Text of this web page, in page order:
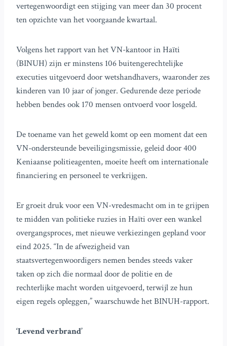
vertegenwoordigt een stijging van meer dan 30 procent
ten opzichte van het voorgaande kwartaal.
Volgens het rapport van het VN-kantoor in Haïti
(BINUH) zijn er minstens 106 buitengerechtelijke
executies uitgevoerd door wetshandhavers, waaronder zes
kinderen van 10 jaar of jonger. Gedurende deze periode
hebben bendes ook 170 mensen ontvoerd voor losgeld.
De toename van het geweld komt op een moment dat een
VN-ondersteunde beveiligingsmissie, geleid door 400
Keniaanse politieagenten, moeite heeft om internationale
financiering en personeel te verkrijgen.
Er groeit druk voor een VN-vredesmacht om in te grijpen
te midden van politieke ruzies in Haïti over een wankel
overgangsproces, met nieuwe verkiezingen gepland voor
eind 2025. “In de afwezigheid van
staatsvertegenwoordigers nemen bendes steeds vaker
taken op zich die normaal door de politie en de
rechterlijke macht worden uitgevoerd, terwijl ze hun
eigen regels opleggen,” waarschuwde het BINUH-rapport.
‘Levend verbrand’